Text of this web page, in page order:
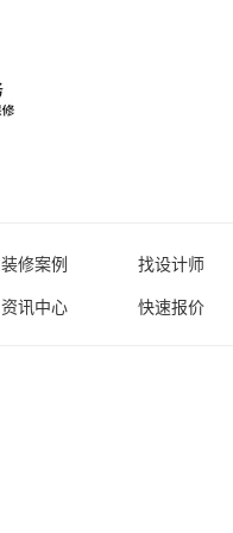
装修案例
找设计师
资讯中心 快速报价